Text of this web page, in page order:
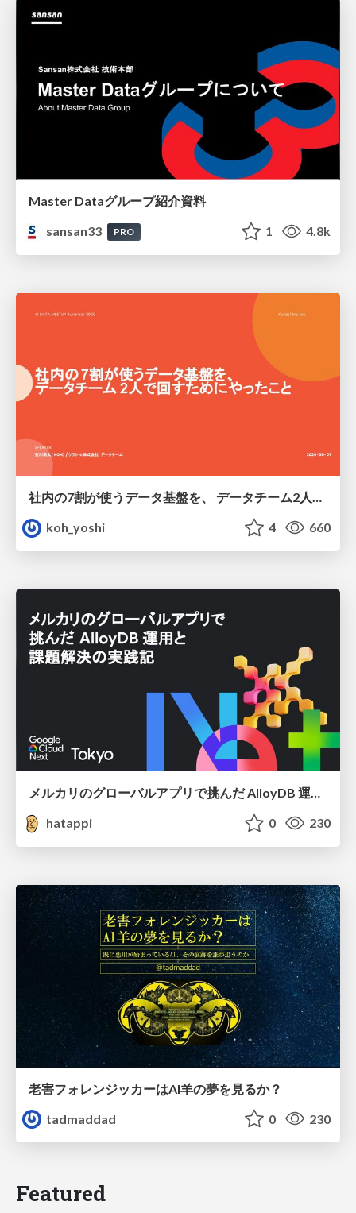
Master Dataグループ紹介資料
sansan33
PRO 1 4.8k
koh_yoshi
4 660
メルカリのグローバルアプリで挑んだ AlloyDB 運用と課題解決の実践記
hatappi
0 230
老害フォレンジッカーはAI羊の夢を見るか？
tadmaddad
0 230
Featured